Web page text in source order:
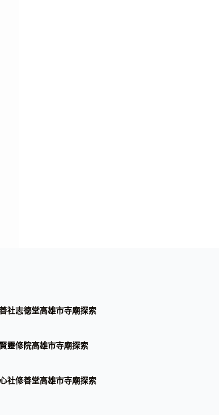
社志德堂高雄市寺廟探索
靈修院高雄市寺廟探索
社修善堂高雄市寺廟探索